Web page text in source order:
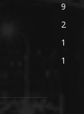
9
2
1
1